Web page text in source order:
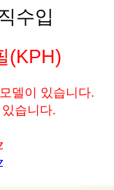
수입
(KPH)
델이 있습니다.
습니다.